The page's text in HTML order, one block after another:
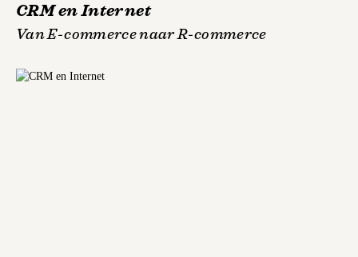
CRM en Internet
Van E-commerce naar R-commerce